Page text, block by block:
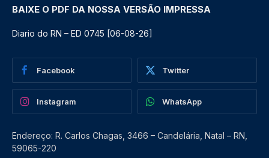
BAIXE O PDF DA NOSSA VERSÃO IMPRESSA
Diario do RN – ED 0745 [06-08-26]
Facebook Twitter
Instagram WhatsApp
Endereço: R. Carlos Chagas, 3466 – Candelária, Natal – RN,
59065-220